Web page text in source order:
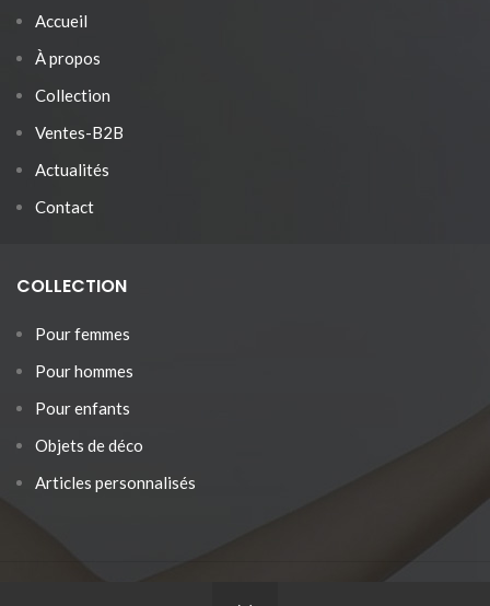
Accueil
À propos
Collection
Ventes-B2B
Actualités
Contact
COLLECTION
Pour femmes
Pour hommes
Pour enfants
Objets de déco
Articles personnalisés